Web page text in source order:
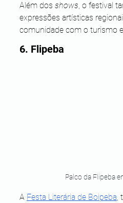
Além dos shows, o festival
expressões artísticas
comunidade com o turismo
6. Flipeba
Palco da Flipeba
A Festa Literária de Boipeba,